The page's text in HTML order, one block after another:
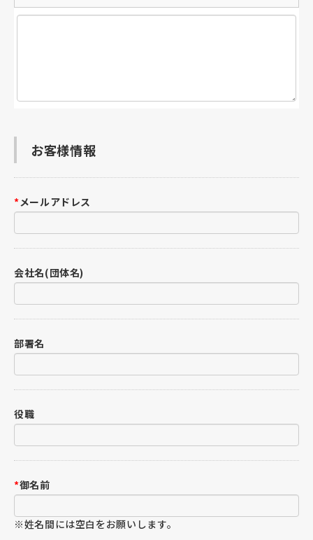
お客様情報
*メールアドレス
会社名(団体名)
部署名
役職
*御名前
※姓名間には空白をお願いします。